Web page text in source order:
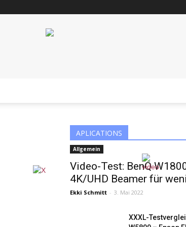
APLICATIONS
Allgemein
Video-Test: BenQ
4K/UHD Beamer für
Ekki Schmitt - 3. Mai 2022
XXXL-